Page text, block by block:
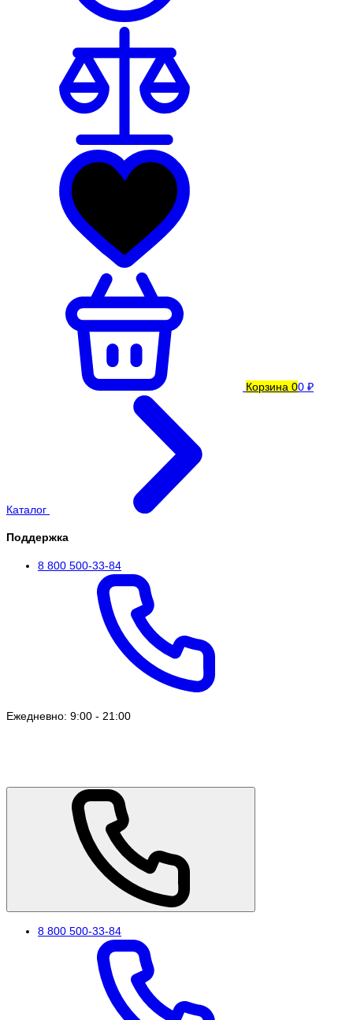
Корзина 00 ₽
Каталог
Поддержка
8 800 500-33-84
Ежедневно: 9:00 - 21:00
8 800 500-33-84